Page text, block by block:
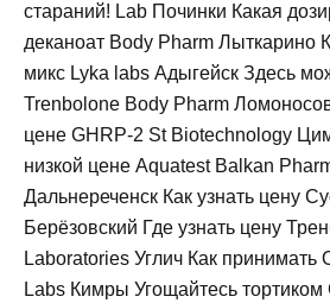
стараний! Lab Починки Какая
деканоат Body Pharm Лыткарино
микс Lyka labs Адыгейск Здесь
Trenbolone Body Pharm
цене GHRP-2 St Biotechnology
низкой цене Aquatest Balkan
Дальнереченск Как узнать цену
Берёзовский Где узнать цену
Laboratories Углич Как принимать
Labs Кимры Угощайтесь